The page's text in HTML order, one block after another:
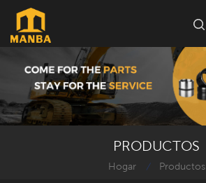
PRODUCTOS
Hogar / Productos